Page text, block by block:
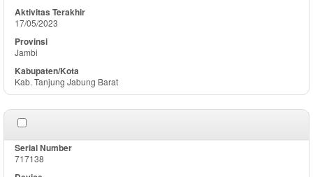
17/05/2023
Jambi
Kab. Tanjung Jabung Barat
717138